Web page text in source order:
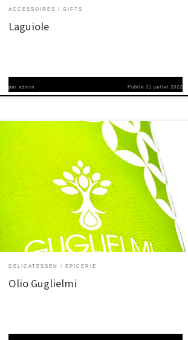
ACCESSOIRES GIFTS
Laguiole
par admin Publié31 juillet 2022
Depuis 1954, Saverio Guglielmi prend soin de ses oliviers. Sa
famille produit de l’huile d’olive vierge extra à par-tir de leurs
propres olives depuis plus de 60 ans. Aujourd’hui il continue
à innover cette histoire, en maintenant fermement les
racines de la culture de l’huile d’olive des Pouilles, mais en
même temps, en s’adaptant au changement
technologique.Olio Guglielmi est une histoire toujours […]
DELICATESSEN EPICERIE
Olio Guglielmi